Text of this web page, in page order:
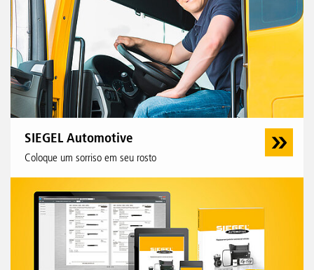
SIEGEL Automotive
Coloque um sorriso em seu rosto